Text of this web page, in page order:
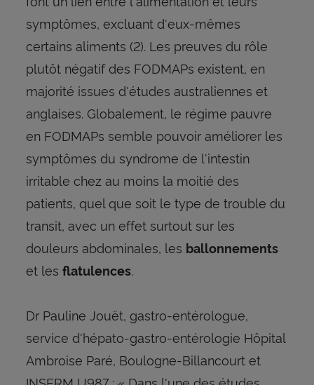
symptômes, excluant d'eux-mêmes
certains aliments (2). Les preuves du rôle
plutôt négatif des FODMAPs existent, en
majorité issues d'études australiennes et
anglaises. Globalement, le régime pauvre
en FODMAPs semble pouvoir améliorer les
symptômes du syndrome de l'intestin
irritable chez au moins la moitié des
patients, quel que soit le type de trouble du
transit, avec un effet surtout sur les
douleurs abdominales, les ballonnements
et les flatulences.
Dr Pauline Jouët, gastro-entérologue,
service d'hépato-gastro-entérologie Hôpital
Ambroise Paré, Boulogne-Billancourt et